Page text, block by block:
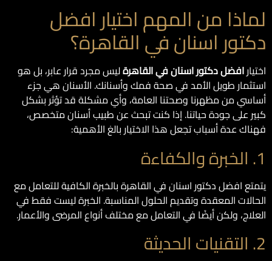
لماذا من المهم اختيار افضل
دكتور اسنان في القاهرة؟
اختيارافضل دكتور اسنان في القاهرةليس مجرد قرار عابر، بل هو
استثمار طويل الأمد في صحة فمك وأسنانك. الأسنان هي جزء
أساسي من مظهرنا وصحتنا العامة، وأي مشكلة قد تؤثر بشكل
كبير على جودة حياتنا. إذا كنت تبحث عن طبيب أسنان متخصص،
فهناك عدة أسباب تجعل هذا الاختيار بالغ الأهمية:
1. الخبرة والكفاءة
يتمتع افضل دكتور اسنان في القاهرة بالخبرة الكافية للتعامل مع
الحالات المعقدة وتقديم الحلول المناسبة. الخبرة ليست فقط في
العلاج، ولكن أيضًا في التعامل مع مختلف أنواع المرضى والأعمار.
2. التقنيات الحديثة